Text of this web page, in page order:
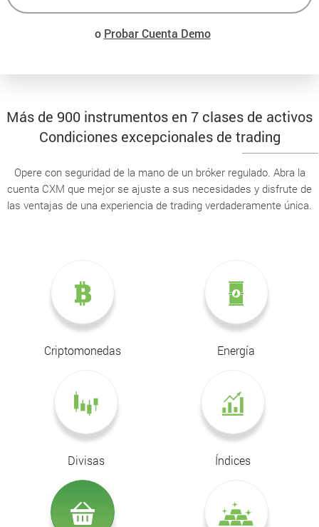
o Probar Cuenta Demo
Más de 900 instrumentos en 7 clases de activos
Condiciones excepcionales de trading
Opere con seguridad de la mano de un bróker regulado. Abra la
cuenta CXM que mejor se ajuste a sus necesidades y disfrute de
las ventajas de una experiencia de trading verdaderamente única.
Criptomonedas Energía
Divisas Índices